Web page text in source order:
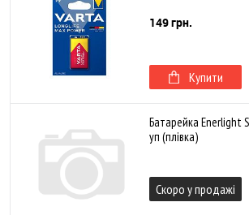
149 грн.
Купити
Батарейка Enerlight
уп (плівка)
Скоро у продажі